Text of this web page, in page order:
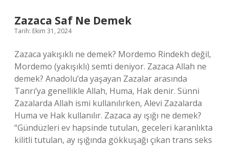
Zazaca Saf Ne Demek
Tarih: Ekim 31, 2024
Zazaca yakışıklı ne demek? Mordemo Rindekh değil,
Mordemo (yakışıklı) semti deniyor. Zazaca Allah ne
demek? Anadolu’da yaşayan Zazalar arasında
Tanrı’ya genellikle Allah, Huma, Hak denir. Sünni
Zazalarda Allah ismi kullanılırken, Alevi Zazalarda
Huma ve Hak kullanılır. Zazaca ay ışığı ne demek?
“Gündüzleri ev hapsinde tutulan, geceleri karanlıkta
kilitli tutulan, ay ışığında gökkuşağı çıkan trans seks